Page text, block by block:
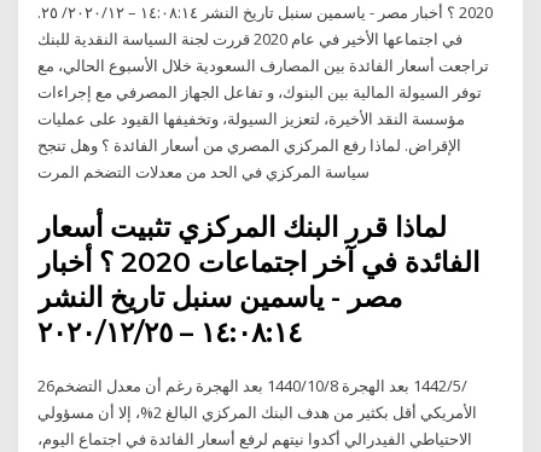
2020 ؟ أخبار مصر - ياسمين سنبل تاريخ النشر ١٤:٠٨:١٤ – ٢٠٢٠/١٢/ ٢٥.
في اجتماعها الأخير في عام 2020 قررت لجنة السياسة النقدية للبنك
تراجعت أسعار الفائدة بين المصارف السعودية خلال الأسبوع الحالي، مع
توفر السيولة المالية بين البنوك، و تفاعل الجهاز المصرفي مع إجراءات
مؤسسة النقد الأخيرة، لتعزيز السيولة، وتخفيفها القيود على عمليات
الإقراض. لماذا رفع المركزي المصري من أسعار الفائدة ؟ وهل تنجح
سياسة المركزي في الحد من معدلات التضخم المرت
لماذا قرر البنك المركزي تثبيت أسعار
الفائدة في آخر اجتماعات 2020 ؟ أخبار
مصر - ياسمين سنبل تاريخ النشر
١٤:٠٨:١٤ – ٢٠٢٠/١٢/٢٥
26‏‏/5‏‏/1442 بعد الهجرة 8‏‏/10‏‏/1440 بعد الهجرة رغم أن معدل التضخم
الأمريكي أقل بكثير من هدف البنك المركزي البالغ 2%، إلا أن مسؤولي
الاحتياطي الفيدرالي أكدوا نيتهم لرفع أسعار الفائدة في اجتماع اليوم،